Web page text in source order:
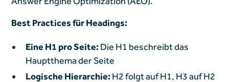
Best Practices für Headings:
Eine H1 pro Seite: Die H1 beschreibt das
Hauptthema der Seite
Logische Hierarchie: H2 folgt auf H1, H3 auf H2